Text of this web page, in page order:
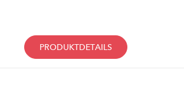
PRODUKTDETAILS